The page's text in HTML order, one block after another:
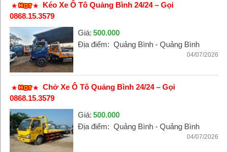
Kéo Xe Ô Tô Quảng Bình 24/24 – Gọi
0868.15.3579
Giá: 500.000
Địa điểm: Quảng Bình - Quảng Bình
04/07/2026
Chở Xe Ô Tô Quảng Bình 24/24 – Gọi
0868.15.3579
Giá: 500.000
Địa điểm: Quảng Bình - Quảng Bình
04/07/2026